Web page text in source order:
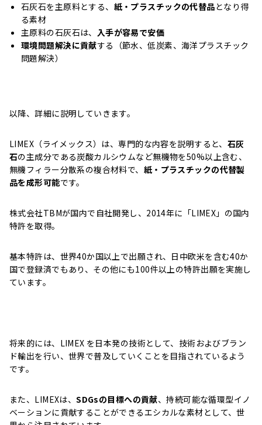
石灰石を主原料とする、 紙・プラスチックの代替品となり得
る素材
主原料の石灰石は、 入手が容易で安価
環境問題解決に貢献する（節水、低炭素、海洋プラスチック
問題解決）
以降、詳細に説明していきます。
LIMEX（ライメックス）は、専門的な内容を説明すると、 石灰
石の主成分である炭酸カルシウムなど無機物を50%以上含む、
無機フィラー分散系の複合材料で、 紙・プラスチックの代替製
品を成形可能です。
株式会社TBMが国内で自社開発し、2014年に「LIMEX」の国内
特許を取得。
基本特許は、世界40か国以上で出願され、日中欧米を含む40か
国で登録済でもあり、その他にも100件以上の特許出願を実施し
ています。
将来的には、LIMEX を日本発の技術として、技術およびブラン
ド輸出を行い、世界で普及していくことを目指されているよう
です。
また、LIMEXは、SDGsの目標への貢献、持続可能な循環型イノ
ベーションに貢献することができるエシカルな素材として、世